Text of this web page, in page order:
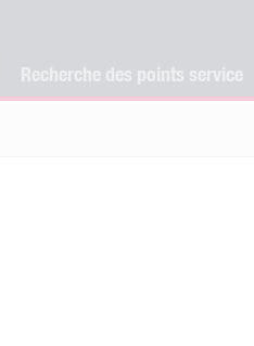
Recherche des points service